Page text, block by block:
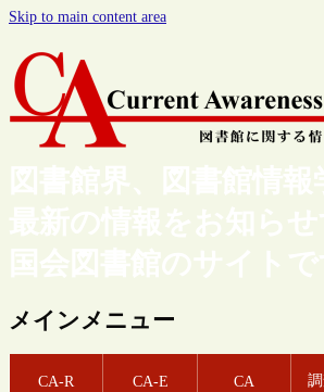
Skip to main content area
図書館界、図書館情報
最新の情報をお知ら
国会図書館のサイトで
メインメニュー
CA-R CA-E CA